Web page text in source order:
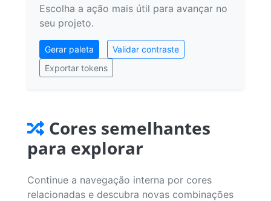
Escolha a ação mais útil para avançar no
seu projeto.
Gerar paleta
Validar contraste
Exportar tokens
Cores semelhantes
para explorar
Continue a navegação interna por cores
relacionadas e descubra novas combinações